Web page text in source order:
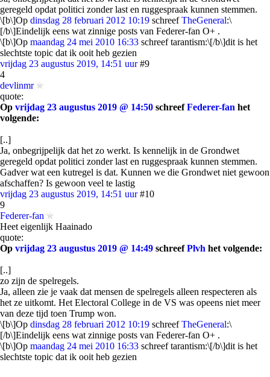
geregeld opdat politici zonder last en ruggespraak kunnen stemmen.
\[b\]Op dinsdag 28 februari 2012 10:19 schreefTheGeneral:\
[/b\]Eindelijk eens wat zinnige posts van Federer-fan O+ .
\[b\]Op maandag 24 mei 2010 16:33 schreef tarantism:\[/b\]dit is het
slechtste topic dat ik ooit heb gezien
vrijdag 23 augustus 2019, 14:51 uur #9
4
devlinmr
quote:
Op vrijdag 23 augustus 2019 @ 14:50 schreefFederer-fan het
volgende:
[..]
Ja, onbegrijpelijk dat het zo werkt. Is kennelijk in de Grondwet
geregeld opdat politici zonder last en ruggespraak kunnen stemmen.
Gadver wat een kutregel is dat. Kunnen we die Grondwet niet gewoon
afschaffen? Is gewoon veel te lastig
vrijdag 23 augustus 2019, 14:51 uur #10
9
Federer-fan
Heet eigenlijk Haainado
quote:
Op vrijdag 23 augustus 2019 @ 14:49 schreefPlvh het volgende:
[..]
zo zijn de spelregels.
Ja, alleen zie je vaak dat mensen de spelregels alleen respecteren als
het ze uitkomt. Het Electoral College in de VS was opeens niet meer
van deze tijd toen Trump won.
\[b\]Op dinsdag 28 februari 2012 10:19 schreefTheGeneral:\
[/b\]Eindelijk eens wat zinnige posts van Federer-fan O+ .
\[b\]Op maandag 24 mei 2010 16:33 schreef tarantism:\[/b\]dit is het
slechtste topic dat ik ooit heb gezien